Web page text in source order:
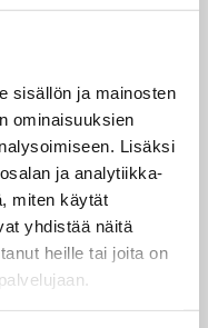
sisällön ja mainosten
ominaisuuksien
Lisäksi
ja analytiikka-
miten käytät
yhdistää näitä
heille tai joita on